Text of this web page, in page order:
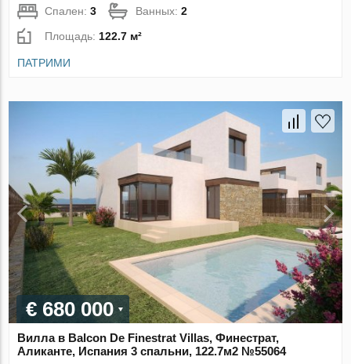
Спален:3 Ванных:2
Площадь: 122.7 м²
ПАТРИМИ
€ 680 000
Вилла в Balcon De Finestrat Villas, Финестрат,
Аликанте, Испания 3 спальни, 122.7м2 №55064